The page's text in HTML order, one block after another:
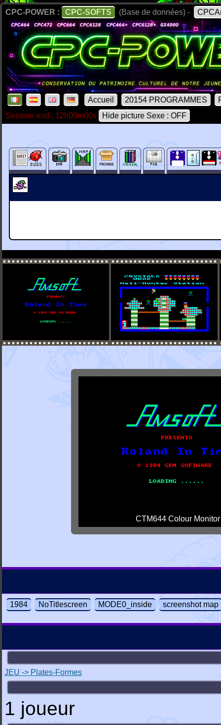
CPC-POWER : CPC-SOFTS (Base de données) -
Accueil 20154 PROGRAMMES
Session end : 12h00m00s
Hide picture Sexe : OFF
CTM644 Colour Monitor
1984 NoTitlescreen MODE0_inside screenshot map
JEU -> Plates-Formes
1 joueur